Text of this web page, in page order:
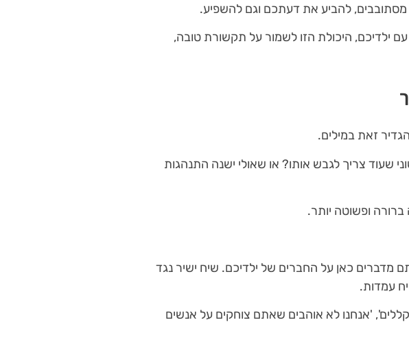
להביע את דעתכם וגם להשפיע.
ילדיכם, היכולת הזו לשמור על תקשורת טובה,
זאת במילים.
שעוד צריך לגבש אותו? או שאולי ישנה התנהגות
ופשוטה יותר.
כאן על החברים של ילדיכם. שיח ישיר נגד
עמדות.
'אנחנו לא אוהבים שאתם צוחקים על אנשים